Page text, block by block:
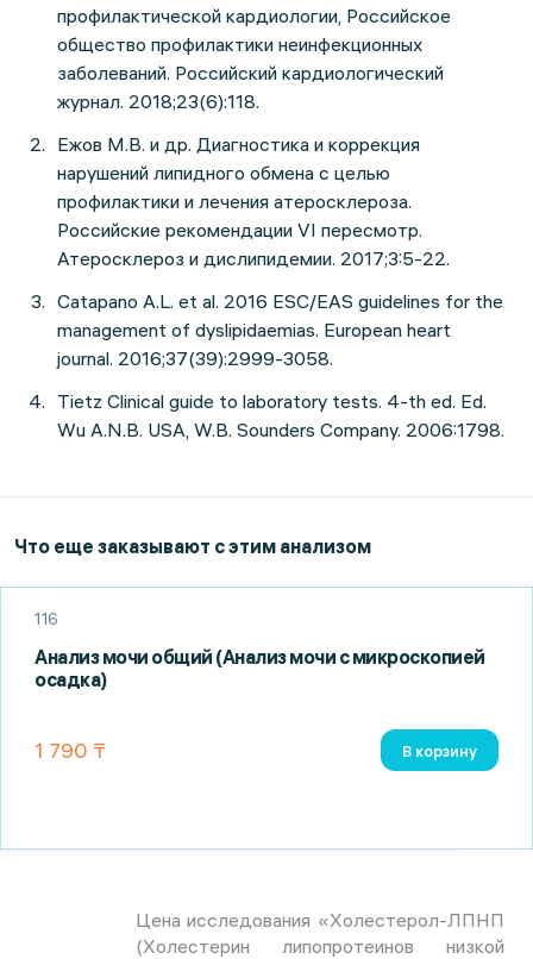
профилактической кардиологии, Российское
общество профилактики неинфекционных
заболеваний. Российский кардиологический
журнал. 2018;23(6):118.
Ежов М.В. и др. Диагностика и коррекция
нарушений липидного обмена с целью
профилактики и лечения атеросклероза.
Российские рекомендации VI пересмотр.
Атеросклероз и дислипидемии. 2017;3:5-22.
Catapano A.L. et al. 2016 ESC/EAS guidelines for the
management of dyslipidaemias. European heart
journal. 2016;37(39):2999-3058.
Tietz Clinical guide to laboratory tests. 4-th ed. Ed.
Wu A.N.B. USA, W.B. Sounders Company. 2006:1798.
Что еще заказывают с этим анализом
116
Анализ мочи общий (Анализ мочи с микроскопией
осадка)
1 790 ₸ В корзину
Цена исследования «Холестерол-ЛПНП
(Холестерин липопротеинов низкой